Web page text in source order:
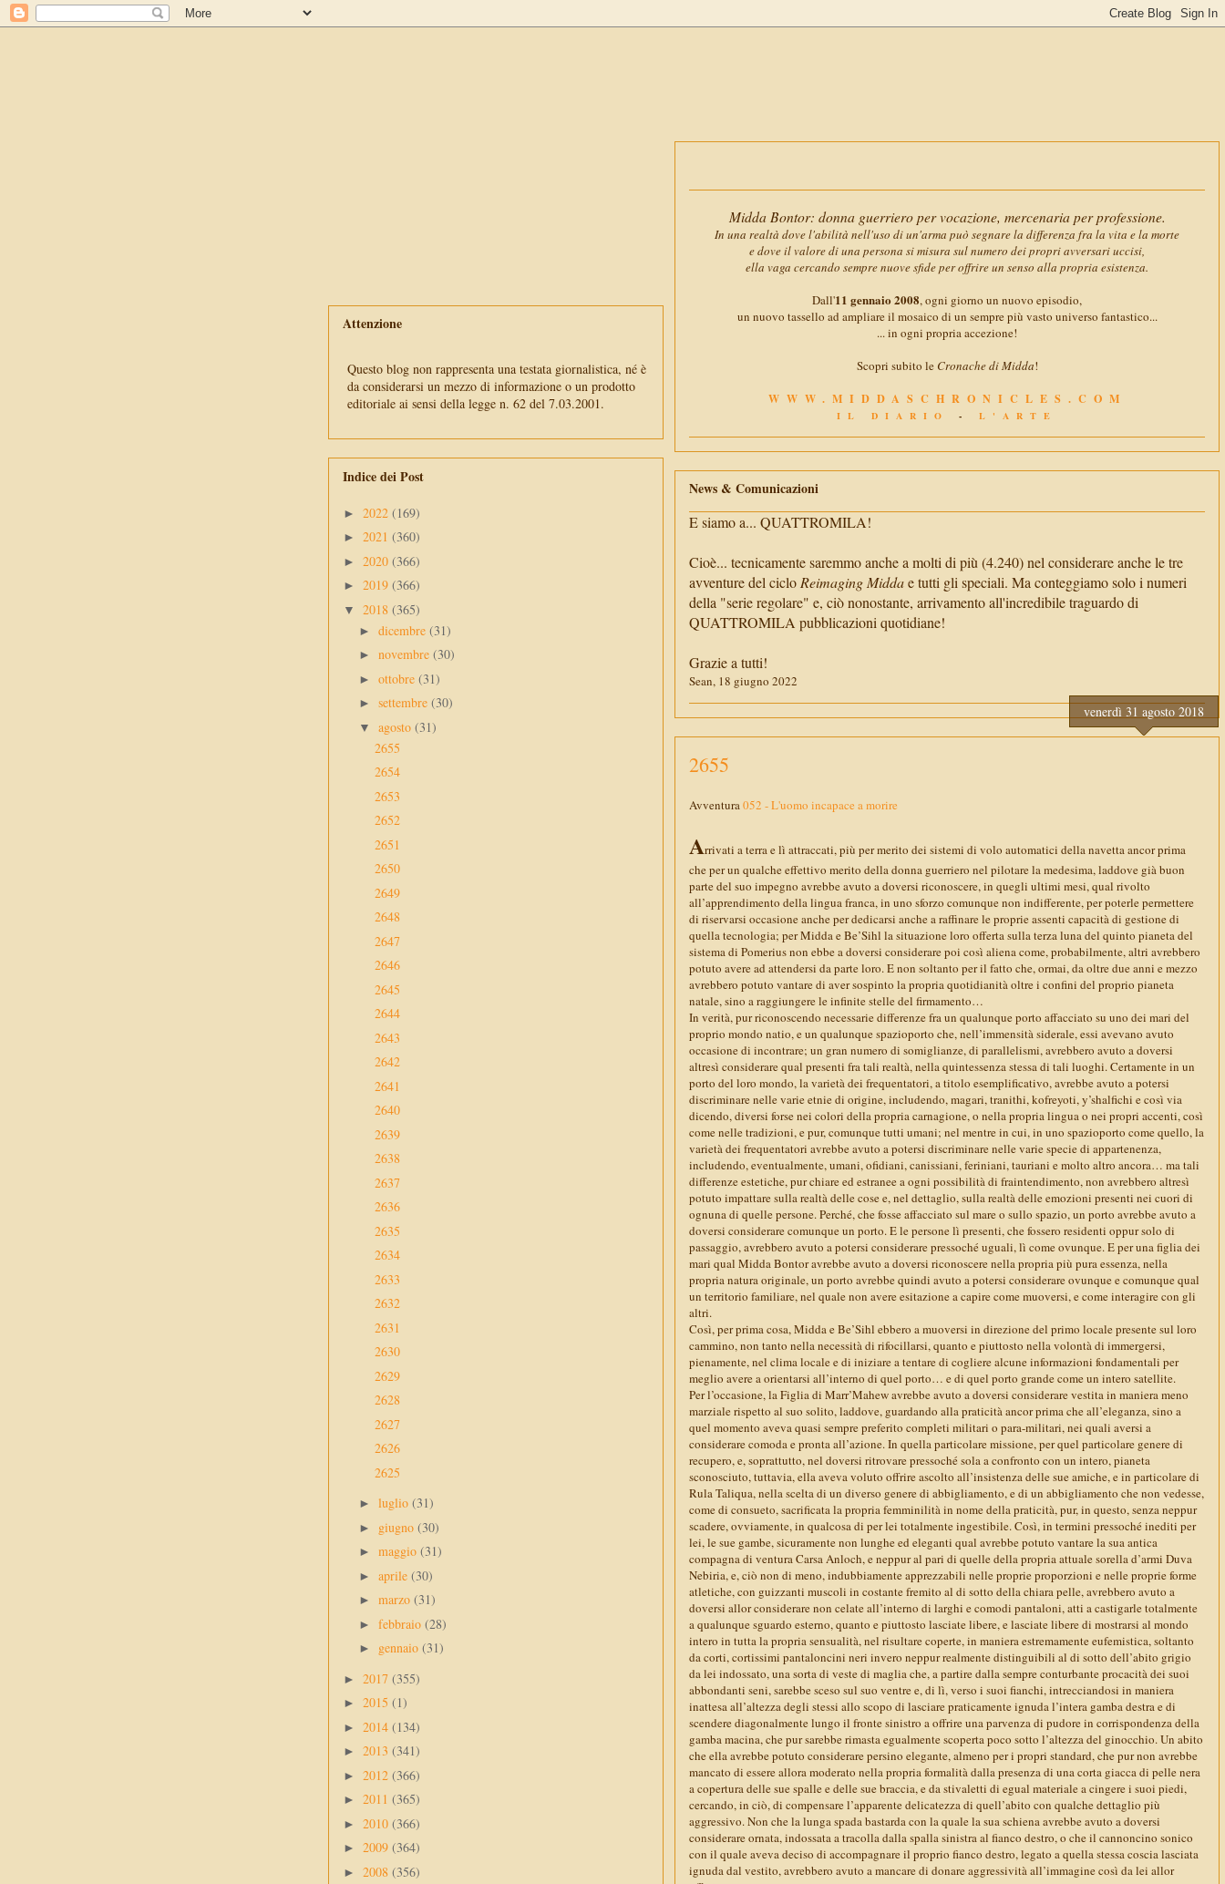
Midda Bontor: donna guerriero per vocazione, mercenaria per professione.
In una realtà dove l'abilità nell'uso di un'arma può segnare la differenza fra la vita e la morte
e dove il valore di una persona si misura sul numero dei propri avversari uccisi,
ella vaga cercando sempre nuove sfide per offrire un senso alla propria esistenza.
Dall'11 gennaio 2008, ogni giorno un nuovo episodio,
un nuovo tassello ad ampliare il mosaico di un sempre più vasto universo fantastico...
... in ogni propria accezione!
Scopri subito le Cronache di Midda!
WWW.MIDDASCHRONICLES.COM
IL DIARIO - L'ARTE
News & Comunicazioni
E siamo a... QUATTROMILA!
Cioè... tecnicamente saremmo anche a molti di più (4.240) nel considerare anche le tre
avventure del cicloReimaging Middae tutti gli speciali. Ma conteggiamo solo i numeri
della "serie regolare" e, ciò nonostante, arrivamento all'incredibile traguardo di
QUATTROMILA pubblicazioni quotidiane!
Grazie a tutti!
Sean, 18 giugno 2022
venerdì 31 agosto 2018
2655
Avventura052 - L'uomo incapace a morire
Arrivati a terra e lì attraccati, più per merito dei sistemi di volo automatici della navetta ancor prima
che per un qualche effettivo merito della donna guerriero nel pilotare la medesima, laddove già buon
parte del suo impegno avrebbe avuto a doversi riconoscere, in quegli ultimi mesi, qual rivolto
all’apprendimento della lingua franca, in uno sforzo comunque non indifferente, per poterle permettere
di riservarsi occasione anche per dedicarsi anche a raffinare le proprie assenti capacità di gestione di
quella tecnologia; per Midda e Be’Sihl la situazione loro offerta sulla terza luna del quinto pianeta del
sistema di Pomerius non ebbe a doversi considerare poi così aliena come, probabilmente, altri avrebbero
potuto avere ad attendersi da parte loro. E non soltanto per il fatto che, ormai, da oltre due anni e mezzo
avrebbero potuto vantare di aver sospinto la propria quotidianità oltre i confini del proprio pianeta
natale, sino a raggiungere le infinite stelle del firmamento…
In verità, pur riconoscendo necessarie differenze fra un qualunque porto affacciato su uno dei mari del
proprio mondo natio, e un qualunque spazioporto che, nell’immensità siderale, essi avevano avuto
occasione di incontrare; un gran numero di somiglianze, di parallelismi, avrebbero avuto a doversi
altresì considerare qual presenti fra tali realtà, nella quintessenza stessa di tali luoghi. Certamente in un
porto del loro mondo, la varietà dei frequentatori, a titolo esemplificativo, avrebbe avuto a potersi
discriminare nelle varie etnie di origine, includendo, magari, tranithi, kofreyoti, y’shalfichi e così via
dicendo, diversi forse nei colori della propria carnagione, o nella propria lingua o nei propri accenti, così
come nelle tradizioni, e pur, comunque tutti umani; nel mentre in cui, in uno spazioporto come quello, la
varietà dei frequentatori avrebbe avuto a potersi discriminare nelle varie specie di appartenenza,
includendo, eventualmente, umani, ofidiani, canissiani, feriniani, tauriani e molto altro ancora… ma tali
differenze estetiche, pur chiare ed estranee a ogni possibilità di fraintendimento, non avrebbero altresì
potuto impattare sulla realtà delle cose e, nel dettaglio, sulla realtà delle emozioni presenti nei cuori di
ognuna di quelle persone. Perché, che fosse affacciato sul mare o sullo spazio, un porto avrebbe avuto a
doversi considerare comunque un porto. E le persone lì presenti, che fossero residenti oppur solo di
passaggio, avrebbero avuto a potersi considerare pressoché uguali, lì come ovunque. E per una figlia dei
mari qual Midda Bontor avrebbe avuto a doversi riconoscere nella propria più pura essenza, nella
propria natura originale, un porto avrebbe quindi avuto a potersi considerare ovunque e comunque qual
un territorio familiare, nel quale non avere esitazione a capire come muoversi, e come interagire con gli
altri.
Così, per prima cosa, Midda e Be’Sihl ebbero a muoversi in direzione del primo locale presente sul loro
cammino, non tanto nella necessità di rifocillarsi, quanto e piuttosto nella volontà di immergersi,
pienamente, nel clima locale e di iniziare a tentare di cogliere alcune informazioni fondamentali per
meglio avere a orientarsi all’interno di quel porto… e di quel porto grande come un intero satellite.
Per l’occasione, la Figlia di Marr’Mahew avrebbe avuto a doversi considerare vestita in maniera meno
marziale rispetto al suo solito, laddove, guardando alla praticità ancor prima che all’eleganza, sino a
quel momento aveva quasi sempre preferito completi militari o para-militari, nei quali aversi a
considerare comoda e pronta all’azione. In quella particolare missione, per quel particolare genere di
recupero, e, soprattutto, nel doversi ritrovare pressoché sola a confronto con un intero, pianeta
sconosciuto, tuttavia, ella aveva voluto offrire ascolto all’insistenza delle sue amiche, e in particolare di
Rula Taliqua, nella scelta di un diverso genere di abbigliamento, e di un abbigliamento che non vedesse,
come di consueto, sacrificata la propria femminilità in nome della praticità, pur, in questo, senza neppur
scadere, ovviamente, in qualcosa di per lei totalmente ingestibile. Così, in termini pressoché inediti per
lei, le sue gambe, sicuramente non lunghe ed eleganti qual avrebbe potuto vantare la sua antica
compagna di ventura Carsa Anloch, e neppur al pari di quelle della propria attuale sorella d’armi Duva
Nebiria, e, ciò non di meno, indubbiamente apprezzabili nelle proprie proporzioni e nelle proprie forme
atletiche, con guizzanti muscoli in costante fremito al di sotto della chiara pelle, avrebbero avuto a
doversi allor considerare non celate all’interno di larghi e comodi pantaloni, atti a castigarle totalmente
a qualunque sguardo esterno, quanto e piuttosto lasciate libere, e lasciate libere di mostrarsi al mondo
intero in tutta la propria sensualità, nel risultare coperte, in maniera estremamente eufemistica, soltanto
da corti, cortissimi pantaloncini neri invero neppur realmente distinguibili al di sotto dell’abito grigio
da lei indossato, una sorta di veste di maglia che, a partire dalla sempre conturbante procacità dei suoi
abbondanti seni, sarebbe sceso sul suo ventre e, di lì, verso i suoi fianchi, intrecciandosi in maniera
inattesa all’altezza degli stessi allo scopo di lasciare praticamente ignuda l’intera gamba destra e di
scendere diagonalmente lungo il fronte sinistro a offrire una parvenza di pudore in corrispondenza della
gamba macina, che pur sarebbe rimasta egualmente scoperta poco sotto l’altezza del ginocchio. Un abito
che ella avrebbe potuto considerare persino elegante, almeno per i propri standard, che pur non avrebbe
mancato di essere allora moderato nella propria formalità dalla presenza di una corta giacca di pelle nera
a copertura delle sue spalle e delle sue braccia, e da stivaletti di egual materiale a cingere i suoi piedi,
cercando, in ciò, di compensare l’apparente delicatezza di quell’abito con qualche dettaglio più
aggressivo. Non che la lunga spada bastarda con la quale la sua schiena avrebbe avuto a doversi
considerare ornata, indossata a tracolla dalla spalla sinistra al fianco destro, o che il cannoncino sonico
con il quale aveva deciso di accompagnare il proprio fianco destro, legato a quella stessa coscia lasciata
ignuda dal vestito, avrebbero avuto a mancare di donare aggressività all’immagine così da lei allor
Attenzione
Questo blog non rappresenta una testata giornalistica, né è
da considerarsi un mezzo di informazione o un prodotto
editoriale ai sensi della legge n. 62 del 7.03.2001.
Indice dei Post
► 2022 (169)
► 2021 (360)
► 2020 (366)
► 2019 (366)
▼ 2018 (365)
► dicembre (31)
► novembre (30)
► ottobre (31)
► settembre (30)
▼ agosto (31)
2655
2654
2653
2652
2651
2650
2649
2648
2647
2646
2645
2644
2643
2642
2641
2640
2639
2638
2637
2636
2635
2634
2633
2632
2631
2630
2629
2628
2627
2626
2625
► luglio (31)
► giugno (30)
► maggio (31)
► aprile (30)
► marzo (31)
► febbraio (28)
► gennaio (31)
► 2017 (355)
► 2015 (1)
► 2014 (134)
► 2013 (341)
► 2012 (366)
► 2011 (365)
► 2010 (366)
► 2009 (364)
► 2008 (356)